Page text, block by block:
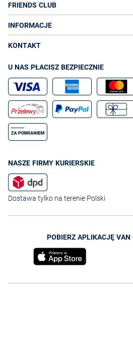
FRIENDS CLUB
INFORMACJE
KONTAKT
U NAS PŁACISZ BEZPIECZNIE
NASZE FIRMY KURIERSKIE
Dostawa tylko na terenie Polski
POBIERZ APLIKACJĘ VAN